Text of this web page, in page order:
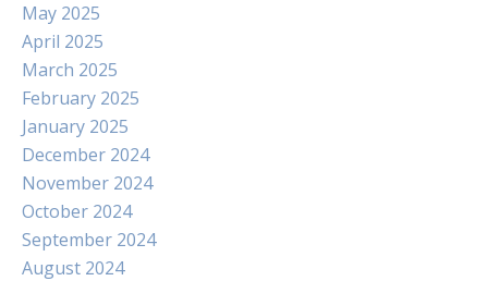
May 2025
April 2025
March 2025
February 2025
January 2025
December 2024
November 2024
October 2024
September 2024
August 2024